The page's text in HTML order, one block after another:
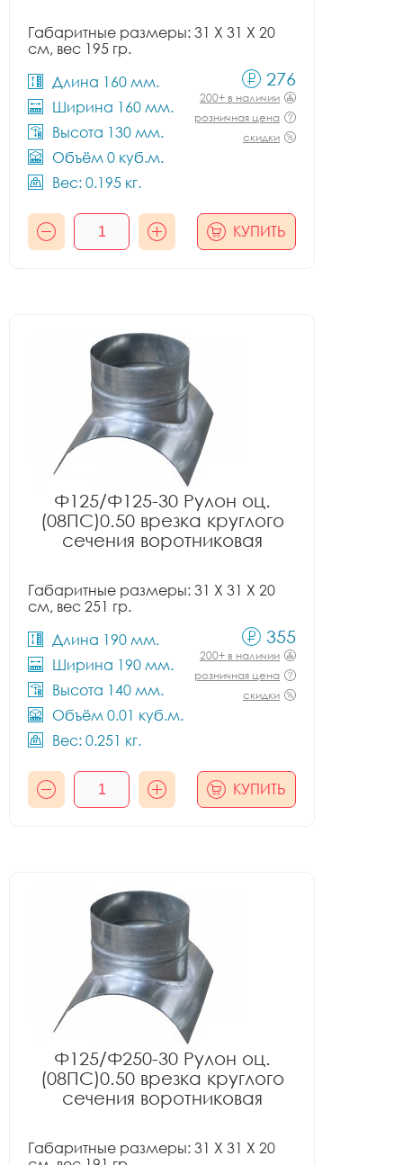
Габаритные размеры: 31 X 31 X 20
см, вес 195 гр.
Длина 160 мм.
Ширина 160 мм.
Высота 130 мм.
Объём 0 куб.м.
Вес: 0.195 кг.
276
200+ в наличии
розничная цена
скидки
КУПИТЬ
Ф125/Ф125-30 Рулон оц.
(08ПС)0.50 врезка круглого
сечения воротниковая
Габаритные размеры: 31 X 31 X 20
см, вес 251 гр.
Длина 190 мм.
Ширина 190 мм.
Высота 140 мм.
Объём 0.01 куб.м.
Вес: 0.251 кг.
355
200+ в наличии
розничная цена
скидки
КУПИТЬ
Ф125/Ф250-30 Рулон оц.
(08ПС)0.50 врезка круглого
сечения воротниковая
Габаритные размеры: 31 X 31 X 20